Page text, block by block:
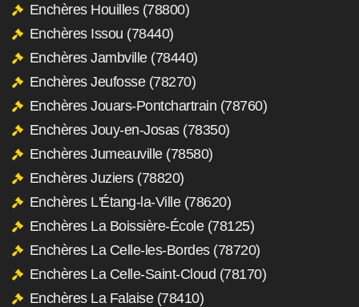
Enchères Houilles (78800)
Enchères Issou (78440)
Enchères Jambville (78440)
Enchères Jeufosse (78270)
Enchères Jouars-Pontchartrain (78760)
Enchères Jouy-en-Josas (78350)
Enchères Jumeauville (78580)
Enchères Juziers (78820)
Enchères L'Étang-la-Ville (78620)
Enchères La Boissière-École (78125)
Enchères La Celle-les-Bordes (78720)
Enchères La Celle-Saint-Cloud (78170)
Enchères La Falaise (78410)